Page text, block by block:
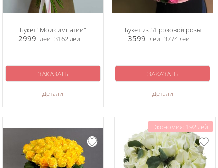
Букет "Мои симпатии"
2999 лей 3162лей
Детали
ЗАКАЗАТЬ
Букет из 51 розовой розы
3599 лей 3774лей
Детали
ЗАКАЗАТЬ
Экономия: 192 лей